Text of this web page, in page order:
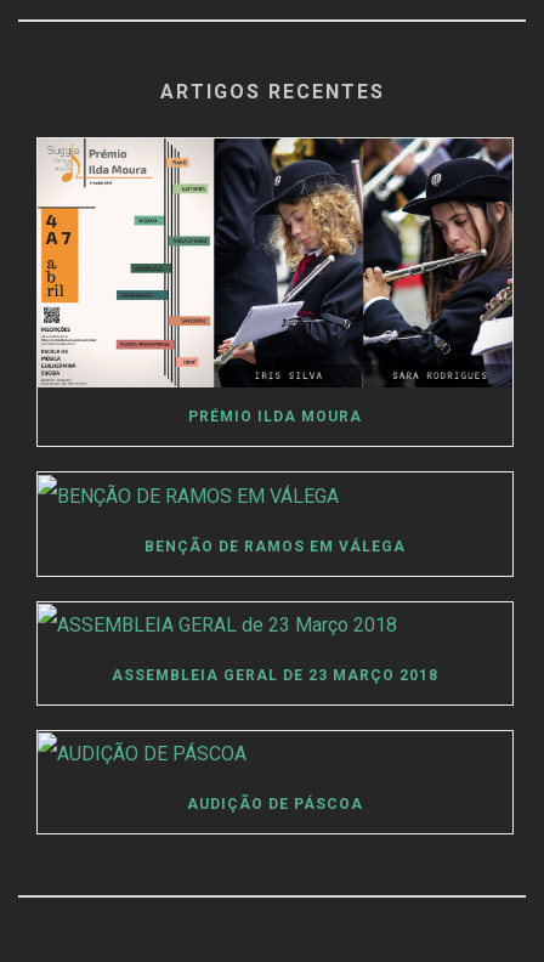
ARTIGOS RECENTES
PRÉMIO ILDA MOURA
BENÇÃO DE RAMOS EM VÁLEGA
ASSEMBLEIA GERAL DE 23 MARÇO 2018
AUDIÇÃO DE PÁSCOA